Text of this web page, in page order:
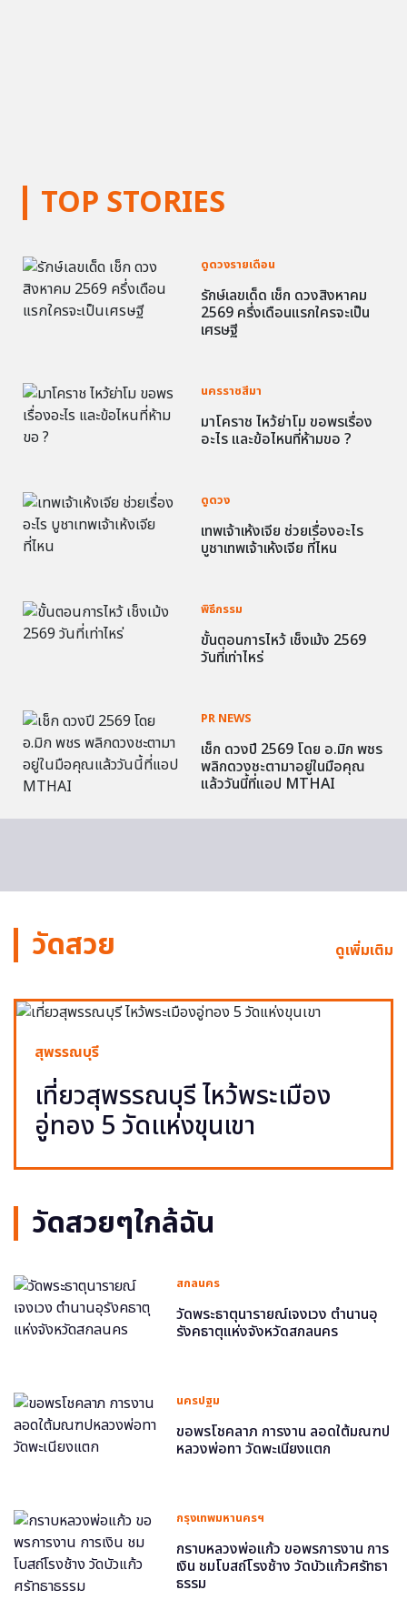
TOP STORIES
ดูดวงรายเดือน
รักษ์เลขเด็ด เช็ก ดวงสิงหาคม
2569 ครึ่งเดือนแรกใครจะเป็น
เศรษฐี
นครราชสีมา
มาโคราช ไหว้ย่าโม ขอพรเรื่อง
อะไร และข้อไหนที่ห้ามขอ ?
ดูดวง
เทพเจ้าเห้งเจีย ช่วยเรื่องอะไร
บูชาเทพเจ้าเห้งเจีย ที่ไหน
พิธีกรรม
ขั้นตอนการไหว้ เช็งเม้ง 2569
วันที่เท่าไหร่
PR NEWS
เช็ก ดวงปี 2569 โดย อ.มิก พชร
พลิกดวงชะตามาอยู่ในมือคุณ
แล้ววันนี้ที่แอป MTHAI
วัดสวย ดูเพิ่มเติม
สุพรรณบุรี
เที่ยวสุพรรณบุรี ไหว้พระเมือง
อู่ทอง 5 วัดแห่งขุนเขา
วัดสวยๆใกล้ฉัน
สกลนคร
วัดพระธาตุนารายณ์เจงเวง ตำนานอุ
รังคธาตุแห่งจังหวัดสกลนคร
นครปฐม
ขอพรโชคลาภ การงาน ลอดใต้มณฑป
หลวงพ่อทา วัดพะเนียงแตก
กรุงเทพมหานครฯ
กราบหลวงพ่อแก้ว ขอพรการงาน การ
เงิน ชมโบสถ์โรงช้าง วัดบัวแก้วศรัทธา
ธรรม